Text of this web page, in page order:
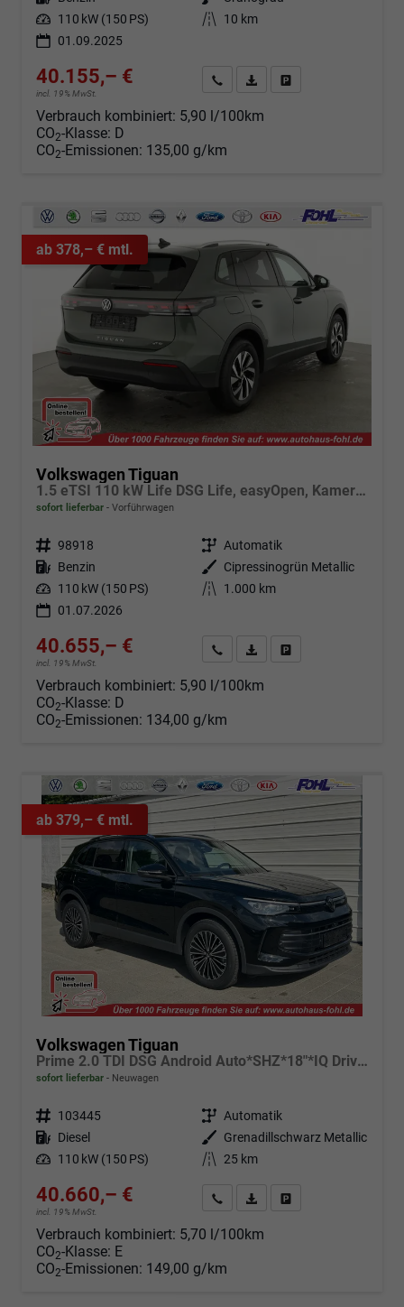
Leistung 110 kW (150 PS) Kilometerstand
10 km
01.09.2025
40.155,– €
incl. 19% MwSt.
Angebot anfordern
Fahrzeugexpose (PDF)
Verbrauch kombiniert: 5,90 l/100km
CO2-Klasse: D
CO2-Emissionen: 135,00 g/km
ab 378,– € mtl.
Volkswagen Tiguan
1.5 eTSI 110 kW Life DSG Life, easyOpen, Kamera, LED-Plus, Winterpaket
sofort lieferbar Vorführwagen
Fahrzeugnr. 98918 Getriebe Automatik
Kraftstoff Benzin Außenfarbe
Cipressinogrün Metallic
Leistung 110 kW (150 PS) Kilometerstand
1.000 km
01.07.2026
40.655,– €
incl. 19% MwSt.
Angebot anfordern
Fahrzeugexpose (PDF)
Verbrauch kombiniert: 5,90 l/100km
CO2-Klasse: D
CO2-Emissionen: 134,00 g/km
ab 379,– € mtl.
Volkswagen Tiguan
Prime 2.0 TDI DSG Android Auto*SHZ*18"*IQ Drive*360°*ACC*Keyless*LED Plus*Design Paket
sofort lieferbar Neuwagen
Fahrzeugnr. 103445 Getriebe Automatik
Kraftstoff Diesel Außenfarbe
Grenadillschwarz Metallic
Leistung 110 kW (150 PS) Kilometerstand 25 km
40.660,– €
incl. 19% MwSt.
Angebot anfordern
Fahrzeugexpose (PDF)
Verbrauch kombiniert: 5,70 l/100km
CO2-Klasse: E
CO2-Emissionen: 149,00 g/km